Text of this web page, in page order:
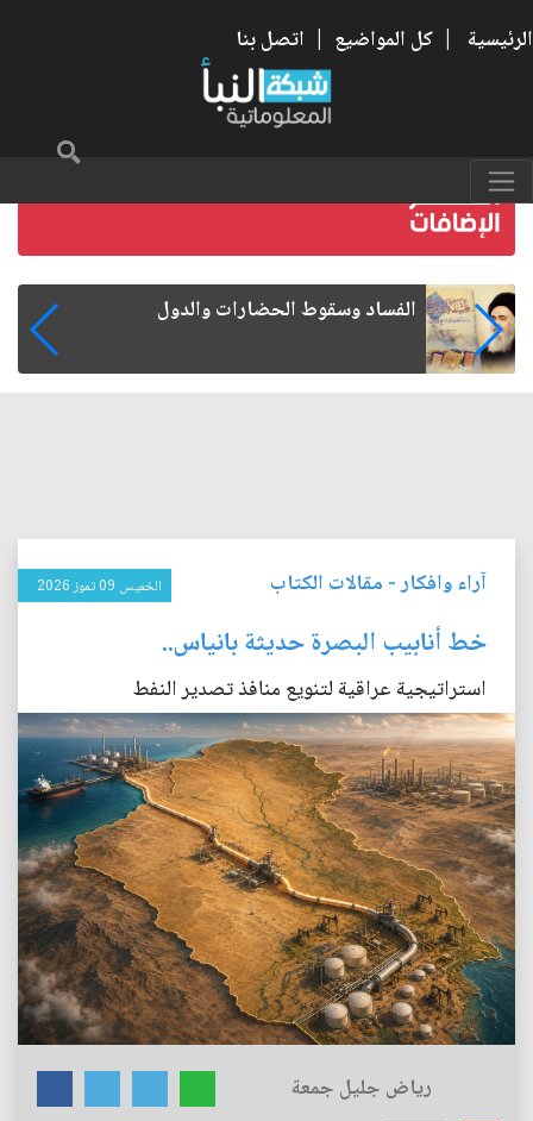
الرئيسية | كل المواضيع | اتصل بنا
رواتب الموظفين على صفيح ساخن
آراء وافكار- مقالات الكتاب الخميس 09 تموز 2026
خط أنابيب البصرة حديثة بانياس..
استراتيجية عراقية لتنويع منافذ تصدير النفط
رياض جليل جمعة